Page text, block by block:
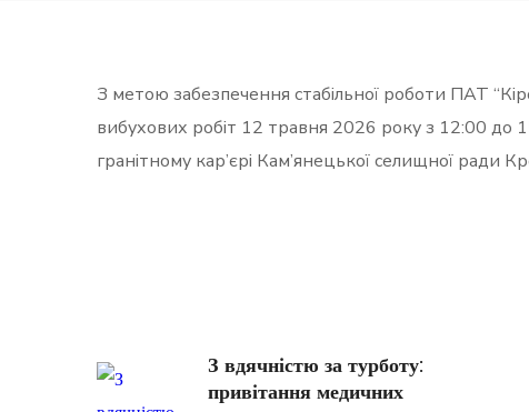
З метою забезпечення стабільної роботи ПАТ
вибухових робіт 12 травня 2026 року з 12:00 до
гранітному кар’єрі Кам’янецької селищної ради
З вдячністю за турботу:
привітання медичних